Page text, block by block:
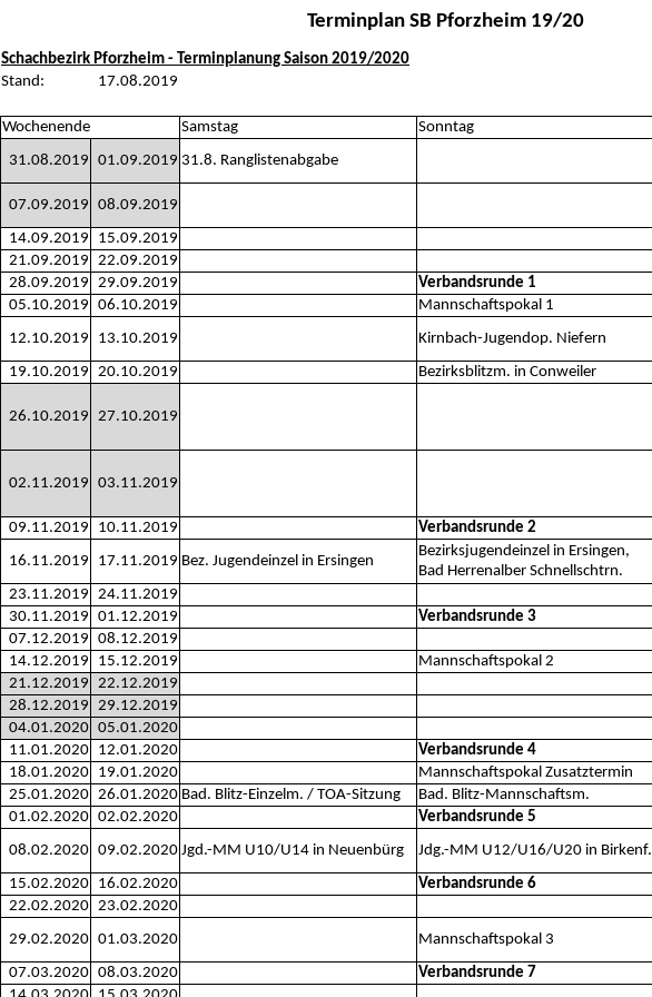
Terminplan SB Pforzheim 19/20
Schachbezirk Pforzheim - Terminplanung Saison 2019/2020
Stand:
17.08.2019
Wochenende Samstag Sonntag
31.08.2019 01.09.2019 31.8. Ranglistenabgabe
07.09.2019 08.09.2019
14.09.2019
15.09.2019
21.09.2019 22.09.2019
28.09.2019 29.09.2019
Verbandsrunde 1
05.10.2019 06.10.2019 Mannschaftspokal 1
12.10.2019
13.10.2019 Kirnbach-Jugendop. Niefern
19.10.2019 20.10.2019 Bezirksblitzm. in Conweiler
26.10.2019 27.10.2019
02.11.2019 03.11.2019
09.11.2019
10.11.2019
Verbandsrunde 2
16.11.2019
17.11.2019 Bez. Jugendeinzel in Ersingen
Bezirksjugendeinzel in Ersingen,
Bad Herrenalber Schnellschtrn.
23.11.2019 24.11.2019
30.11.2019 01.12.2019
Verbandsrunde 3
07.12.2019 08.12.2019
14.12.2019
15.12.2019
Mannschaftspokal 2
21.12.2019 22.12.2019
28.12.2019 29.12.2019
04.01.2020 05.01.2020
11.01.2020 12.01.2020
Verbandsrunde 4
18.01.2020 19.01.2020
Mannschaftspokal Zusatztermin
25.01.2020 26.01.2020 Bad. Blitz-Einzelm. / TOA-Sitzung
Bad. Blitz-Mannschaftsm.
01.02.2020 02.02.2020
Verbandsrunde 5
08.02.2020 09.02.2020 Jgd.-MM U10/U14 in Neuenbürg
Jdg.-MM U12/U16/U20 in Birkenf.
15.02.2020 16.02.2020
Verbandsrunde 6
22.02.2020 23.02.2020
29.02.2020 01.03.2020 Mannschaftspokal 3
07.03.2020 08.03.2020
Verbandsrunde 7